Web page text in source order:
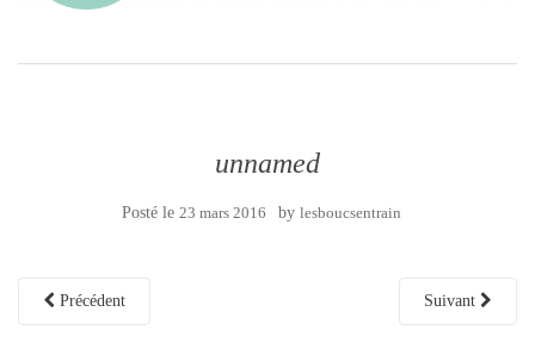
unnamed
Posté le 23 mars 2016 by lesboucsentrain
Précédent Suivant